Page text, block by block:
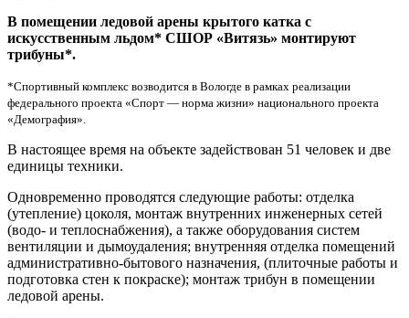
В помещении ледовой арены крытого катка с
искусственным льдом* СШОР «Витязь» монтируют
трибуны*.
*Спортивный комплекс возводится в Вологде в рамках реализации
федерального проекта «Спорт — норма жизни» национального проекта
«Демография».
В настоящее время на объекте задействован 51 человек и две
единицы техники.
Одновременно проводятся следующие работы: отделка
(утепление) цоколя, монтаж внутренних инженерных сетей
(водо- и теплоснабжения), а также оборудования систем
вентиляции и дымоудаления; внутренняя отделка помещений
административно-бытового назначения, (плиточные работы и
подготовка стен к покраске); монтаж трибун в помещении
ледовой арены.